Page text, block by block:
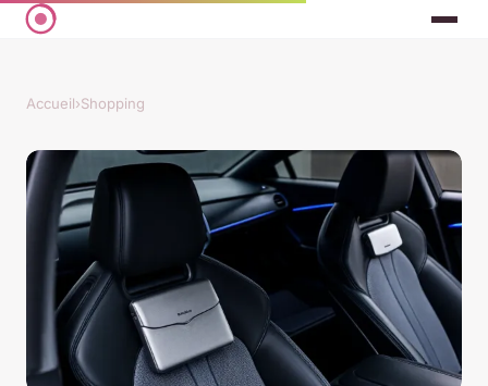
Accueil›Shopping